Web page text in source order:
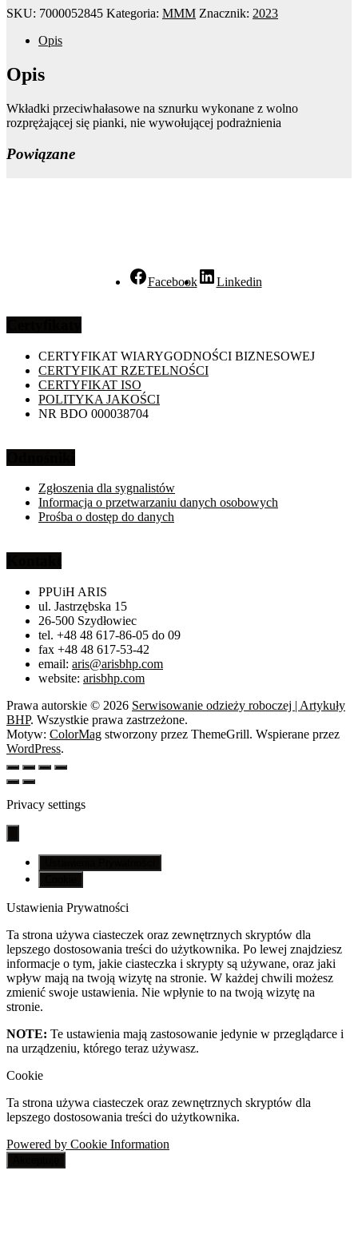
SKU: 7000052845 Kategoria: MMM Znacznik: 2023
Opis
Opis
Wkładki przeciwhałasowe na sznurku wykonane z wolno
rozprężającej się pianki, nie wywołującej podrażnienia
Powiązane
Facebook Linkedin
CERTYFIKAT WIARYGODNOŚCI BIZNESOWEJ
CERTYFIKAT RZETELNOŚCI
CERTYFIKAT ISO
POLITYKA JAKOŚCI
NR BDO 000038704
Zgłoszenia dla sygnalistów
Informacja o przetwarzaniu danych osobowych
Prośba o dostęp do danych
PPUiH ARIS
ul. Jastrzębska 15
26-500 Szydłowiec
tel. +48 48 617-86-05 do 09
fax +48 48 617-53-42
email: aris@arisbhp.com
website: arisbhp.com
Prawa autorskie © 2026 Serwisowanie odzieży roboczej | Artykuły
BHP. Wszystkie prawa zastrzeżone.
Motyw: ColorMag stworzony przez ThemeGrill. Wspierane przez
WordPress.
Privacy settings
Ustawienia Prywatności
Ta strona używa ciasteczek oraz zewnętrznych skryptów dla
lepszego dostosowania treści do użytkownika. Po lewej znajdziesz
informacje o tym, jakie ciasteczka i skrypty są używane, oraz jaki
wpływ mają na twoją wizytę na stronie. W każdej chwili możesz
zmienić swoje ustawienia. Nie wpłynie to na twoją wizytę na
stronie.
NOTE: Te ustawienia mają zastosowanie jedynie w przeglądarce i
na urządzeniu, którego teraz używasz.
Cookie
Ta strona używa ciasteczek oraz zewnętrznych skryptów dla
lepszego dostosowania treści do użytkownika.
Powered by Cookie Information